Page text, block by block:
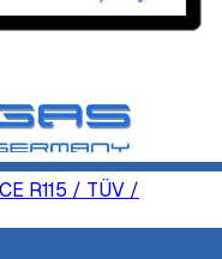
R115 / TÜV /